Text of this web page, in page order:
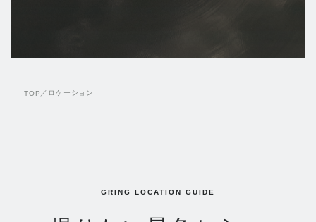
TOP ／ ロケーション
GRING LOCATION GUIDE